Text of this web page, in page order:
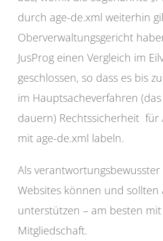
durch age-de.xml weiterhin
Oberverwaltungsgericht
JusProg einen Vergleich im
geschlossen, so dass es bis
im Hauptsacheverfahren
dauern) Rechtssicherheit für
mit age-de.xml labeln.
Als
Websites können und sollten
unterstützen – am besten
Mitgliedschaft.